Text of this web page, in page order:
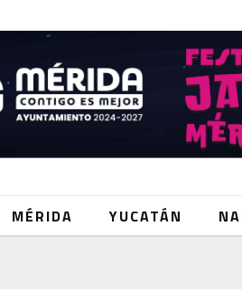
MÉRIDA YUCATÁN